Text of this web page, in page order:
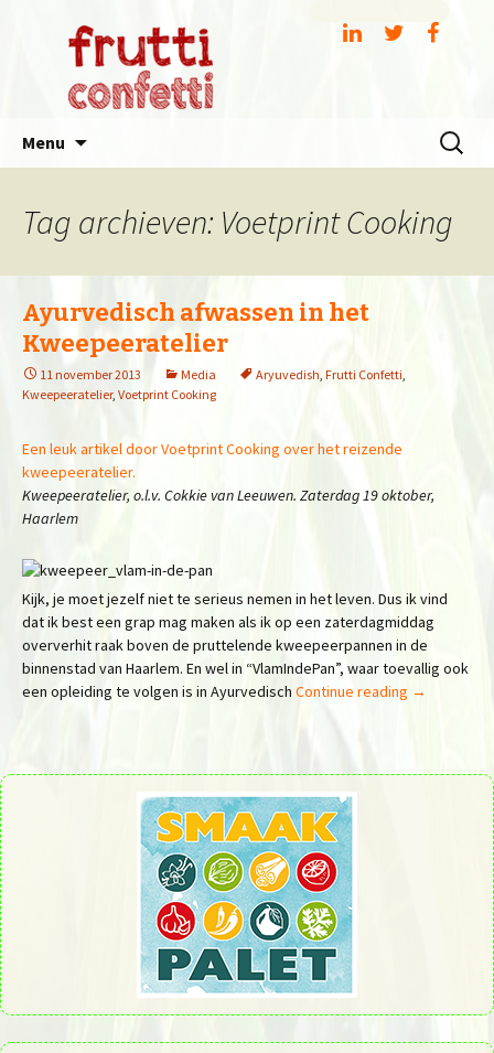
Menu
inhoud
Zoeken
naar:
Tag archieven: Voetprint Cooking
Ayurvedisch afwassen in het
Kweepeeratelier
11 november 2013 Media Aryuvedish, Frutti Confetti,
Kweepeeratelier, Voetprint Cooking
Een leuk artikel door Voetprint Cooking over het reizende
kweepeeratelier.
Kweepeeratelier, o.l.v. Cokkie van Leeuwen. Zaterdag 19 oktober,
Haarlem
Kijk, je moet jezelf niet te serieus nemen in het leven. Dus ik vind
dat ik best een grap mag maken als ik op een zaterdagmiddag
oververhit raak boven de pruttelende kweepeerpannen in de
binnenstad van Haarlem. En wel in “VlamIndePan”, waar toevallig ook
een opleiding te volgen is in Ayurvedisch Continue reading →